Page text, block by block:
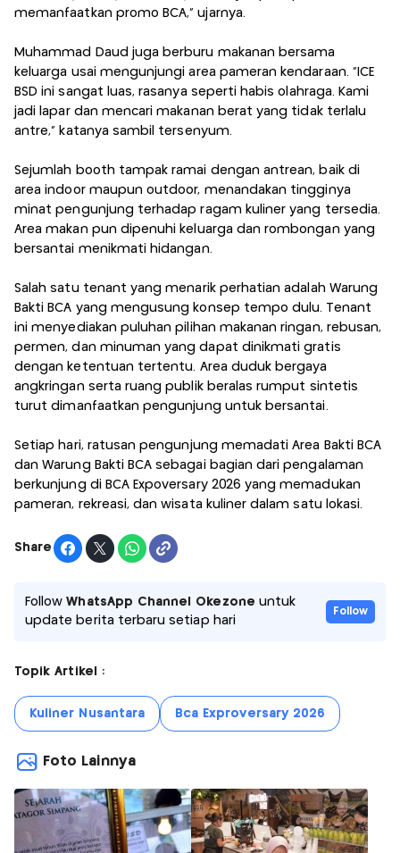
memanfaatkan promo BCA,” ujarnya.
Muhammad Daud juga berburu makanan bersama
keluarga usai mengunjungi area pameran kendaraan. “ICE
BSD ini sangat luas, rasanya seperti habis olahraga. Kami
jadi lapar dan mencari makanan berat yang tidak terlalu
antre,” katanya sambil tersenyum.
Sejumlah booth tampak ramai dengan antrean, baik di
area indoor maupun outdoor, menandakan tingginya
minat pengunjung terhadap ragam kuliner yang tersedia.
Area makan pun dipenuhi keluarga dan rombongan yang
bersantai menikmati hidangan.
Salah satu tenant yang menarik perhatian adalah Warung
Bakti BCA yang mengusung konsep tempo dulu. Tenant
ini menyediakan puluhan pilihan makanan ringan, rebusan,
permen, dan minuman yang dapat dinikmati gratis
dengan ketentuan tertentu. Area duduk bergaya
angkringan serta ruang publik beralas rumput sintetis
turut dimanfaatkan pengunjung untuk bersantai.
Setiap hari, ratusan pengunjung memadati Area Bakti BCA
dan Warung Bakti BCA sebagai bagian dari pengalaman
berkunjung di BCA Expoversary 2026 yang memadukan
pameran, rekreasi, dan wisata kuliner dalam satu lokasi.
Share
FollowWhatsApp Channel Okezone untuk
update berita terbaru setiap hari
Follow
Topik Artikel :
Kuliner Nusantara Bca Exproversary 2026
Foto Lainnya